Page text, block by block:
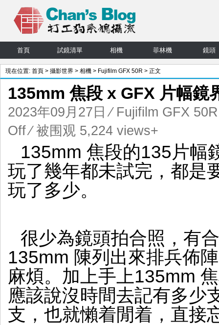
首頁 試鏡清單 相機 菲林機 鏡頭
現在位置: 首頁 > 攝影世界 > 相機 > Fujifilm GFX 50R > 正文
135mm 焦段 x GFX 片幅鏡
2023年09月27日 ⁄ Fujifilm GFX 50R
Offon
135mm
焦
段
GFX
備
忘
⁄ 被围观 5,224 views+
135mm 焦段的135片幅
玩了幾年都未試完，都是
玩了多少。
很少為鏡頭拍合照，有
135mm 陳列出來排兵佈
麻煩。加上手上135mm
應該說沒時間去記有多少
支，也就懶着閒着，直接